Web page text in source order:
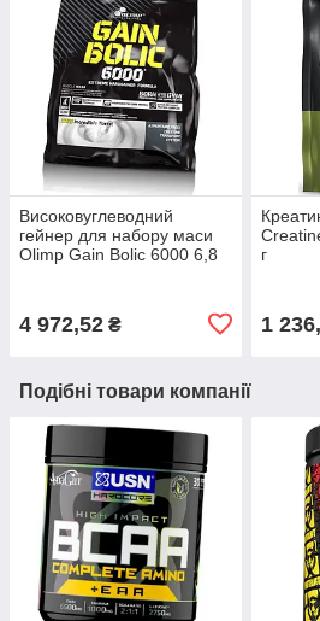
Високовуглеводний
гейнер для набору маси
Olimp Gain Bolic 6000 6,8
4 972,52 ₴
г
1
Подібні товари компанії